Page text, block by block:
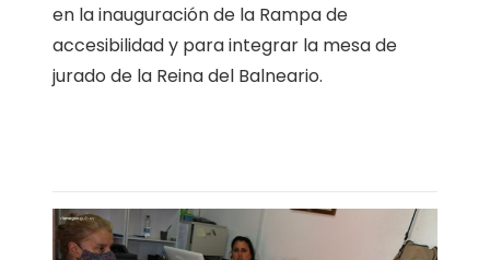
en la inauguración de la Rampa de
accesibilidad y para integrar la mesa de
jurado de la Reina del Balneario.